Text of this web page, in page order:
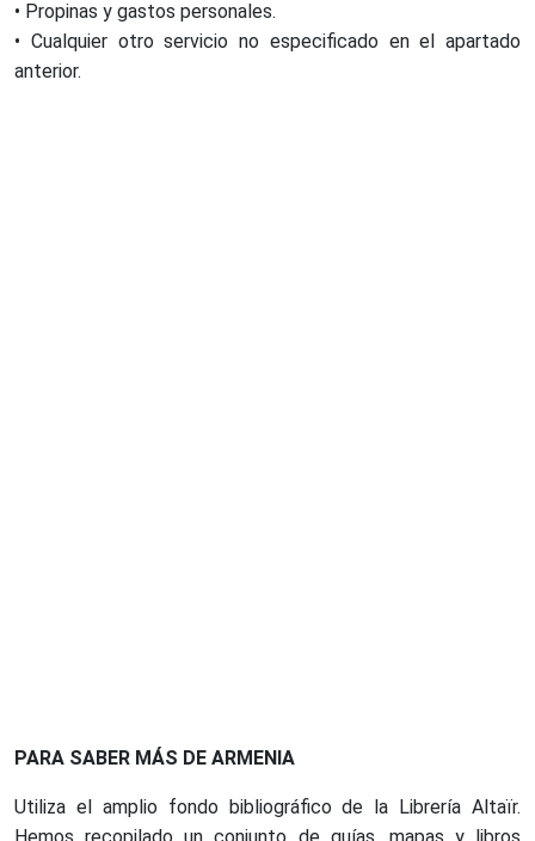
• Propinas y gastos personales.
• Cualquier otro servicio no especificado en el apartado
anterior.
PARA SABER MÁS DE ARMENIA
Utiliza el amplio fondo bibliográfico de la Librería Altaïr.